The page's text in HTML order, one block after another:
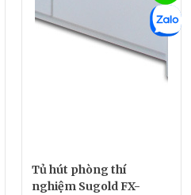
Tủ hút phòng thí
nghiệm Sugold FX-